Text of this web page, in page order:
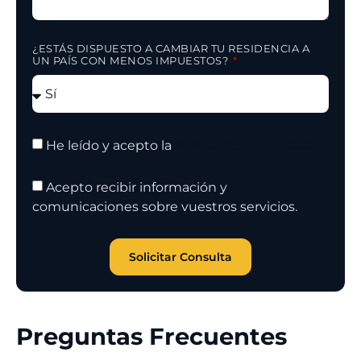
¿ESTÁS DISPUESTO A CAMBIAR TU RESIDENCIA A
UN PAÍS CON MENOS IMPUESTOS?
He leído y acepto la
Acepto recibir información y
comunicaciones sobre vuestros servicios.
Solicitar Consulta
Preguntas Frecuentes